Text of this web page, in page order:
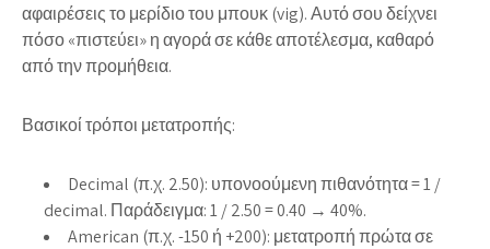
αφαιρέσεις το μερίδιο του μπουκ (vig). Αυτό σου δείχνει
πόσο «πιστεύει» η αγορά σε κάθε αποτέλεσμα, καθαρό
από την προμήθεια.
Βασικοί τρόποι μετατροπής:
Decimal (π.χ. 2.50): υπονοούμενη πιθανότητα = 1 /
decimal. Παράδειγμα: 1 / 2.50 = 0.40 → 40%.
American (π.χ. -150 ή +200): μετατροπή πρώτα σε